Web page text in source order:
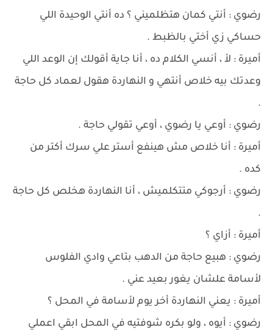
رضوي : أنتي كمان هتظلميني ؟ ده أنتي الوحيدة اللي
حساكي زي أختي بالظبط .
أميرة : لأ ، أنسي الكلام ده ، أنا جاية أقولك إن الوعد اللي
وعدتك بيه خلاص أنتهي و النهاردة هقول لعماد كل حاجة
.
رضوي : أوعي يا رضوي ، أوعي تقولي حاجة .
أميرة : أنا خلاص مش هينفع أستر علي سرك أكتر من
كده .
رضوي : أرجوكي متتكلميش ، أنا النهاردة هخلص كل حاجة
.
أميرة : أزاي ؟
رضوي : هبيع حاجة من الدهب بتاعي وادي الفلوس
لأسامة علشان يغور بعيد عني .
أميرة : يعني النهاردة أخر يوم لأسامة في المحل ؟
رضوي : أيوه ، ولو بكره شوفتيه في المحل ابقي اعملي